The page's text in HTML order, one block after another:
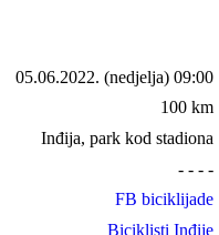
05.06.2022. (nedjelja) 09:00
100 km
Inđija, park kod stadiona
- - - -
FB biciklijade
Biciklisti Inđije